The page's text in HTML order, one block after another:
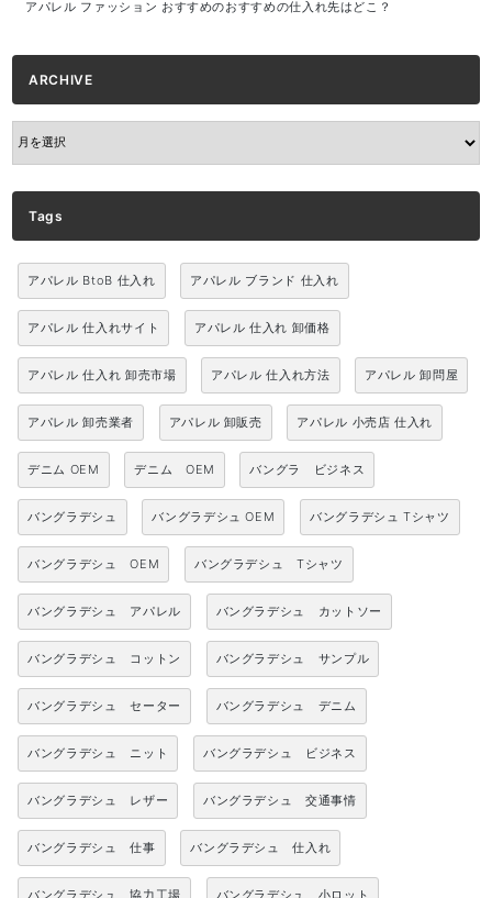
アパレル ファッション おすすめのおすすめの仕入れ先はどこ？
ARCHIVE
ARCHIVE
Tags
アパレル BtoB 仕入れ アパレル ブランド 仕入れ
アパレル 仕入れサイト アパレル 仕入れ 卸価格
アパレル 仕入れ 卸売市場 アパレル 仕入れ方法 アパレル 卸問屋
アパレル 卸売業者 アパレル 卸販売 アパレル 小売店 仕入れ
デニム OEM デニム OEM バングラ ビジネス
バングラデシュ バングラデシュ OEM バングラデシュ Tシャツ
バングラデシュ OEM バングラデシュ Tシャツ
バングラデシュ アパレル バングラデシュ カットソー
バングラデシュ コットン バングラデシュ サンプル
バングラデシュ セーター バングラデシュ デニム
バングラデシュ ニット バングラデシュ ビジネス
バングラデシュ レザー バングラデシュ 交通事情
バングラデシュ 仕事 バングラデシュ 仕入れ
バングラデシュ 協力工場 バングラデシュ 小ロット